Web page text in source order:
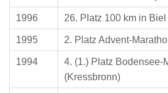
1996 26. Platz 100 km in Biel
1995 2. Platz Advent-
1994
4. (1.) Platz Bodensee-
(Kressbronn)